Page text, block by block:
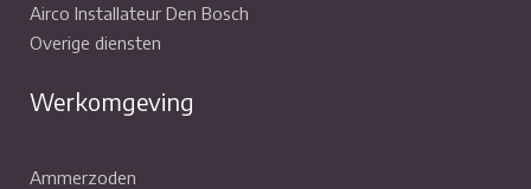
Airco Installateur Den Bosch
Overige diensten
Werkomgeving
Ammerzoden